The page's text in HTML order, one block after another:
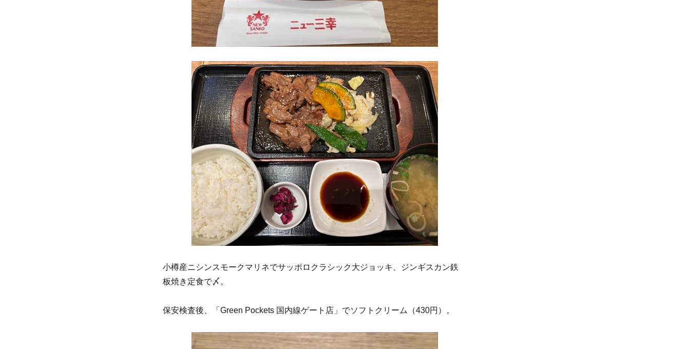
小樽産ニシンスモークマリネでサッポロクラシック大ジョッキ、ジンギスカン鉄
板焼き定食で〆。
保安検査後、「Green Pockets 国内線ゲート店」でソフトクリーム（430円）。